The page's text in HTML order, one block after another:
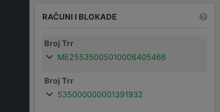
RAČUNI I BLOKADE
Broj Trr
ME25535005010006405466
Broj Trr
535000000001391932